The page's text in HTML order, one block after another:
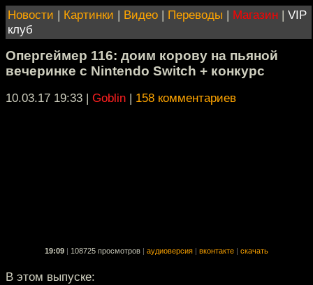
Новости | Картинки | Видео | Переводы | Магазин | VIP
клуб
Опергеймер 116: доим корову на пьяной
вечеринке с Nintendo Switch + конкурс
10.03.17 19:33 | Goblin | 158 комментариев
19:09 108725 просмотров аудиоверсия вконтакте скачать
В этом выпуске: